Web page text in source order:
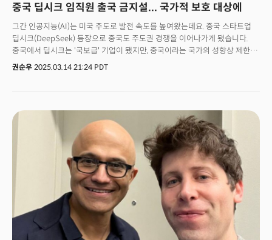
했는데요. 테슬라 측도 저가 보급형 EV에 대한 언급 없이, 사이버트럭에
탑재하겠다고만 언급한 상황입니다.현재 테슬라의 대외적 상황은 좋지
않습니다. 일론 머스크의 급진적인 정치 참여로 인해 테슬라에 불똥이 튀면서
글로벌 판매가 줄고, 미국 일부 지역에서는 테슬라를 대상으로 한 연쇄 방화
사건이 일어나기도 했습니다.여기에 지난 20일 테슬라는 외장 패널 문제로
전기 픽업트럭인 ‘사이버트럭’ 4만6096대를 리콜하기로 했는데요. 주행 중
계기를 가져올 수 있을지 업계의 관심이 쏠리고 있습니다.
중국 딥시크 임직원 출국 금지설... 국가적 보호 대상에
그간 인공지능(AI)는 미국 주도로 발전 속도를 높여왔는데요. 중국 스타트업
딥시크(DeepSeek) 등장으로 중국도 주도권 경쟁을 이어나가게 됐습니다.
중국에서 딥시크는 '국보급' 기업이 됐지만, 중국이라는 국가의 성향상 제한도
강화되고 있습니다. 14일 디인포메이션에 따르면 최근 몇 주 동안 딥시크
것으로 알려졌는데요. 이를 실행하기 위해 딥시크와 모회사인 '하이 플라이어
캐피털 매니지먼트(High-Flyer Capital Management)’는 일부 직원들에게
여권을 회사에 제출하도록 요구한 것으로 알려졌습니다. 직원들이 기밀
정보에 접근하고, 기업의 영업 비밀이 국가 기밀로 간주될 수 있다는 위기감
때문에 중국 정부 차원에서 리소스를 단속하고 있는 것으로 풀이됩니다. 👉
오픈AI 급했나? ... 미 정부에 "딥시크 규제해야" 촉구 딥시크는 지난 1월 말,
오픈 AI와 유사한 모델과 비슷한 성능을 내면서도 훨씬 적은 비용으로 훈련된
심층 추론(Deep Reasoning) 모델을 출시하며 전 세계적인 주목을
받았습니다. 미국에서는 '쇼크' 충격을 받을 정도였는데요. 중국에서는
딥시크가 미국의 기술 견제 속에서도 혁신을 이어가는 대표적인 사례로
평가받고 있습니다. 이 때문에 량원펑 딥시크 CEO는 시진핑 국가 주석 등이
권순우 2025.03.14 21:24 PDT